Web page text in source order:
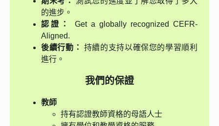
的進步。
認證：
Get a globally recognized CEFR-
Aligned.
後續行動：
持續的支持以確保您的學習順利
進行。
我們的保證
教師
持有認證教師資格的母語人士